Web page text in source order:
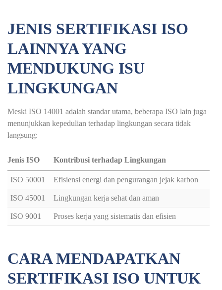
JENIS SERTIFIKASI ISO
LAINNYA YANG
MENDUKUNG ISU
LINGKUNGAN
Meski ISO 14001 adalah standar utama, beberapa ISO lain juga
menunjukkan kepedulian terhadap lingkungan secara tidak
langsung:
Jenis ISO Kontribusi terhadap Lingkungan
ISO 50001 Efisiensi energi dan pengurangan jejak karbon
ISO 45001 Lingkungan kerja sehat dan aman
ISO 9001 Proses kerja yang sistematis dan efisien
CARA MENDAPATKAN
SERTIFIKASI ISO UNTUK